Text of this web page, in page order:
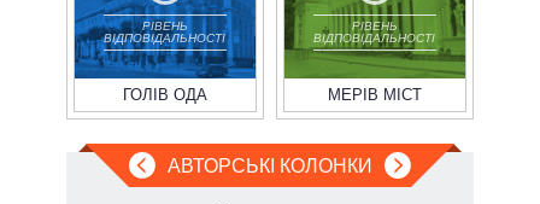
РІВЕНЬ
ВІДПОВІДАЛЬНОСТІ
ГОЛІВ ОДА
РІВЕНЬ
ВІДПОВІДАЛЬНОСТІ
МЕРІВ МІСТ
АВТОРСЬКІ КОЛОНКИ